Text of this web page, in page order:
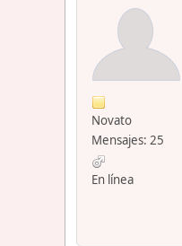
Novato
Mensajes: 25
En línea